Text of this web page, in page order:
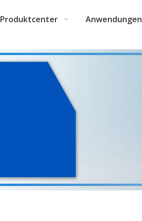
Produktcenter Anwendungen